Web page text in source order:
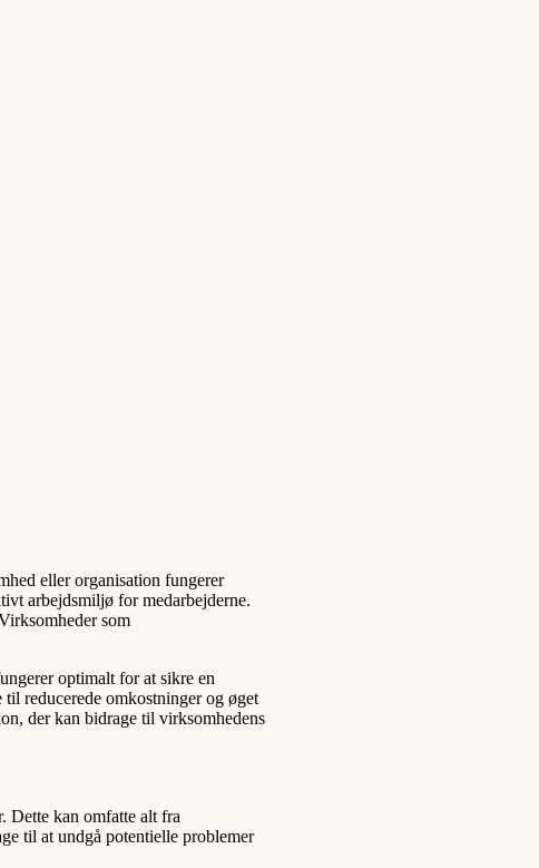
eller organisation fungerer
arbejdsmiljø for medarbejderne.
som
optimalt for at sikre en
reducerede omkostninger og øget
der kan bidrage til virksomhedens
Dette kan omfatte alt fra
til at undgå potentielle problemer